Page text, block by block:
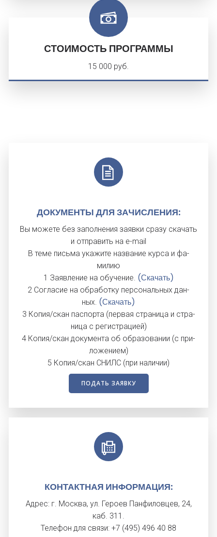
СТОИМОСТЬ ПРОГРАММЫ
15 000 руб.
ДО­КУМЕН­ТЫ ДЛЯ ЗА­ЧИС­ЛЕ­НИЯ:
Вы мо­жете без за­пол­не­ния за­яв­ки сра­зу ска­чать
и от­пра­вить на e-mail
В те­ме пись­ма ука­жите наз­ва­ние кур­са и фа­
милию
1 За­яв­ле­ние на обу­чение. (Скачать)
2 Сог­ла­сие на об­ра­бот­ку пер­со­наль­ных дан­
ных. (Скачать)
3 Ко­пия/скан пас­порта (пер­вая стра­ница и стра­
ница с ре­гис­тра­ци­ей)
4 Ко­пия/скан до­кумен­та об об­ра­зова­нии (с при­
ложе­ни­ем)
5 Ко­пия/скан СНИЛС (при на­личии)
ПОДАТЬ ЗАЯВКУ
КОН­ТАК­ТНАЯ ИН­ФОРМА­ЦИЯ:
Ад­рес: г. Мос­ква, ул. Ге­ро­ев Пан­фи­лов­цев, 24,
каб. 311.
Те­лефон для свя­зи: +7 (495) 496 40 88